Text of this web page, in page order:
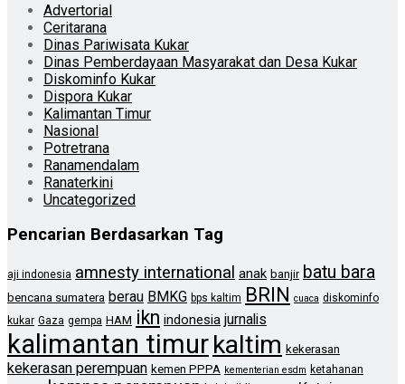
Advertorial
Ceritarana
Dinas Pariwisata Kukar
Dinas Pemberdayaan Masyarakat dan Desa Kukar
Diskominfo Kukar
Dispora Kukar
Kalimantan Timur
Nasional
Potretrana
Ranamendalam
Ranaterkini
Uncategorized
Pencarian Berdasarkan Tag
aji indonesia amnesty international anak banjir batu bara
bencana sumatera berau BMKG bps kaltim BRIN cuaca diskominfo
kukar Gaza gempa HAM ikn indonesia jurnalis
kalimantan timurkaltim kekerasan
kekerasan perempuan kemen PPPA kementerian esdm ketahanan